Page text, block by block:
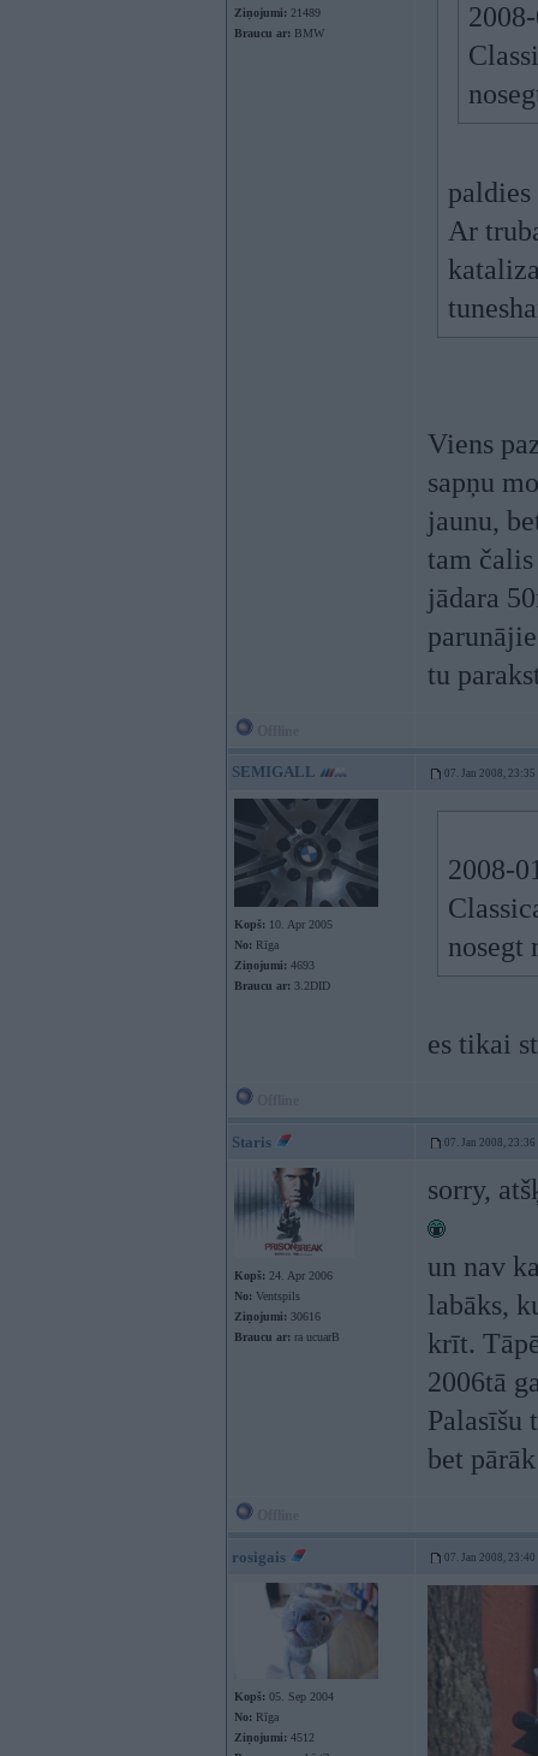
Ziņojumi: 21489
Braucu ar: BMW
Ar
Viens
sapņu
jaunu,
tam
jādara
tu
SEMIGALL 07. Jan 2008, 23:35
Kopš: 10. Apr 2005
No: Rīga
Ziņojumi: 4693
Braucu ar: 3.2DID
2008-
nosegt
es tikai
Staris 07. Jan 2008, 23:36
Kopš: 24. Apr 2006
No: Ventspils
Ziņojumi: 30616
Braucu ar: ra ucuarB
sorry,
un nav
labāks,
krīt.
2006tā
Palasīšu
bet
rosigais 07. Jan 2008, 23:40
Kopš: 05. Sep 2004
No: Rīga
Ziņojumi: 4512